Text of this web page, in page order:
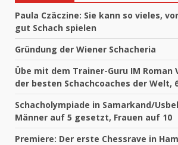
Paula Czäczine: Sie kann so vieles,
gut Schach spielen
Gründung der Wiener Schacheria
Übe mit dem Trainer-Guru IM Roman
der besten Schachcoaches der Welt,
Schacholympiade in Samarkand/
Männer auf 5 gesetzt, Frauen auf 10
Premiere: Der erste Chessrave in